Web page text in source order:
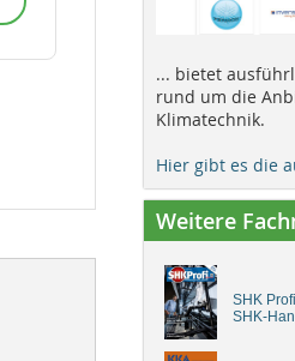
... bietet
rund um die
Klimatechnik.
Hier gibt es die
Weitere
SHK
SHK-